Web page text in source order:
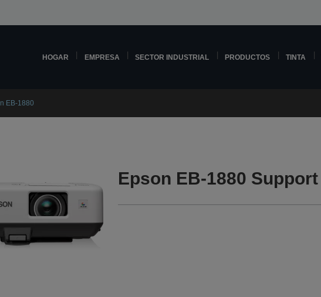
HOGAR EMPRESA SECTOR INDUSTRIAL PRODUCTOS TINTA
EB-1880
Epson EB-1880 Support